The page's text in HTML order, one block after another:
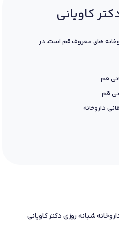
کاویانی
های معروف قم است، در
قم
قم
داروخانه
شبانه روزی دکتر کاویانی